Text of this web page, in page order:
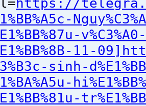
https://telegra.ph/
11-
sinh-